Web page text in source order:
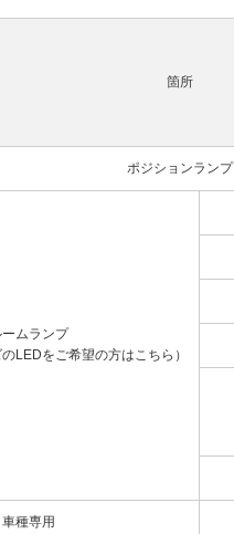
箇所
ポジションランプ
ームランプ
LEDをご希望の方はこちら）
車種専用